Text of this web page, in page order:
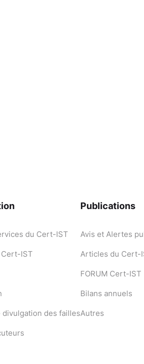
du Cert-IST
IST
divulgation des failles
Publications
Avis et Alertes
Articles du Cert-
FORUM Cert-IST
Bilans annuels
Autres